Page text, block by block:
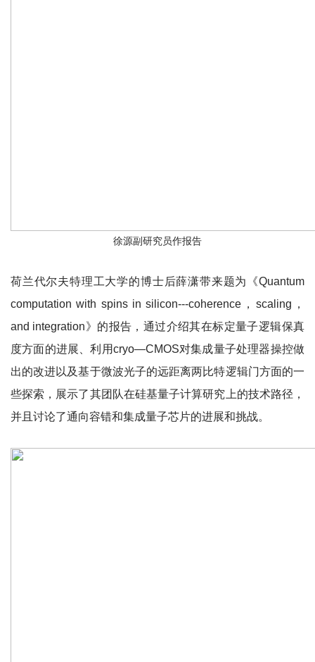
徐源副研究员作报告
荷兰代尔夫特理工大学的博士后薛潇带来题为《Quantum
computation with spins in silicon---coherence，scaling，
and integration》的报告，通过介绍其在标定量子逻辑保真
度方面的进展、利用cryo—CMOS对集成量子处理器操控做
出的改进以及基于微波光子的远距离两比特逻辑门方面的一
些探索，展示了其团队在硅基量子计算研究上的技术路径，
并且讨论了通向容错和集成量子芯片的进展和挑战。